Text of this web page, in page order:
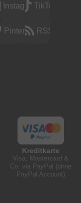
InstagramTikTok
Pinterest RSS
Kreditkarte
Visa, Mastercard &
Co. via PayPal (ohne
PayPal Account)